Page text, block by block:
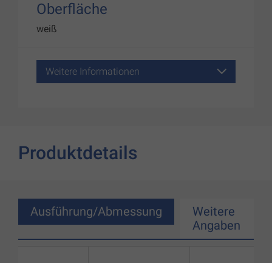
Oberfläche
weiß
Weitere Informationen
Produktdetails
Ausführung/Abmessung
Weitere
Angaben